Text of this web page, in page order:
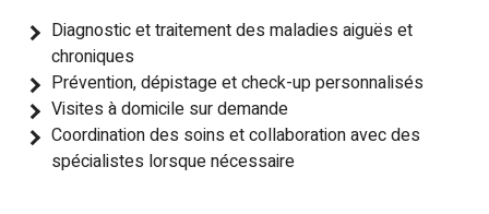
Diagnostic et traitement des maladies aiguës et
chroniques
Prévention, dépistage et check-up personnalisés
Visites à domicile sur demande
Coordination des soins et collaboration avec des
spécialistes lorsque nécessaire